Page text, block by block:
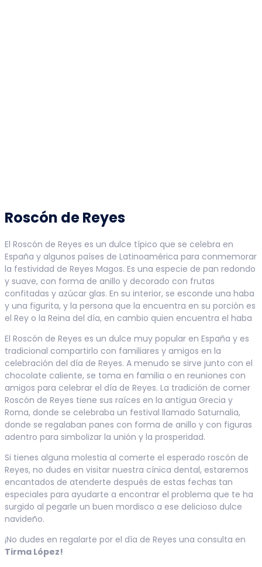
Roscón de Reyes
El Roscón de Reyes es un dulce típico que se celebra en
España y algunos países de Latinoamérica para conmemorar
la festividad de Reyes Magos. Es una especie de pan redondo
y suave, con forma de anillo y decorado con frutas
confitadas y azúcar glas. En su interior, se esconde una haba
y una figurita, y la persona que la encuentra en su porción es
el Rey o la Reina del día, en cambio quien encuentra el haba
El Roscón de Reyes es un dulce muy popular en España y es
tradicional compartirlo con familiares y amigos en la
celebración del día de Reyes. A menudo se sirve junto con el
chocolate caliente, se toma en familia o en reuniones con
amigos para celebrar el día de Reyes. La tradición de comer
Roscón de Reyes tiene sus raíces en la antigua Grecia y
Roma, donde se celebraba un festival llamado Saturnalia,
donde se regalaban panes con forma de anillo y con figuras
adentro para simbolizar la unión y la prosperidad.
Si tienes alguna molestia al comerte el esperado roscón de
Reyes, no dudes en visitar nuestra cínica dental, estaremos
encantados de atenderte después de estas fechas tan
especiales para ayudarte a encontrar el problema que te ha
surgido al pegarle un buen mordisco a ese delicioso dulce
navideño.
¡No dudes en regalarte por el día de Reyes una consulta en
Tirma López!